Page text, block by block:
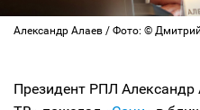
Александр Алаев / Фото: ©
Президент РПЛ Александр